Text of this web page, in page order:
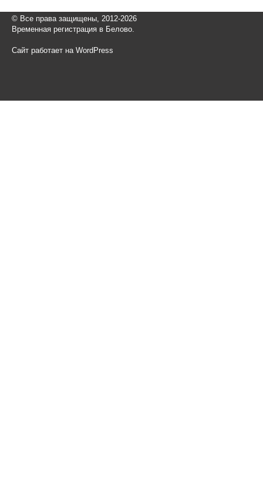
© Все права защищены, 2012-2026
Временная регистрация в Белово.
Сайт работает на WordPress